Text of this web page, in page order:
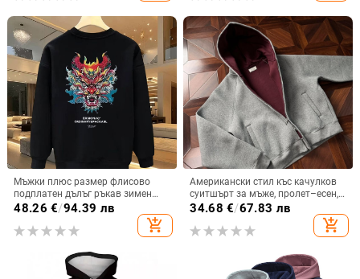
Мъжки плюс размер флисово
подплатен дълъг ръкав зимен
суитшърт, 96% памук, свободна
48.26 €/94.39 лв
add_shopping_cart
Американски стил къс качулков
суитшърт за мъже, пролет–есен,
350 g тежък, свободен силует,
имперско червено
34.68 €/67.83 лв
add_shopping_cart